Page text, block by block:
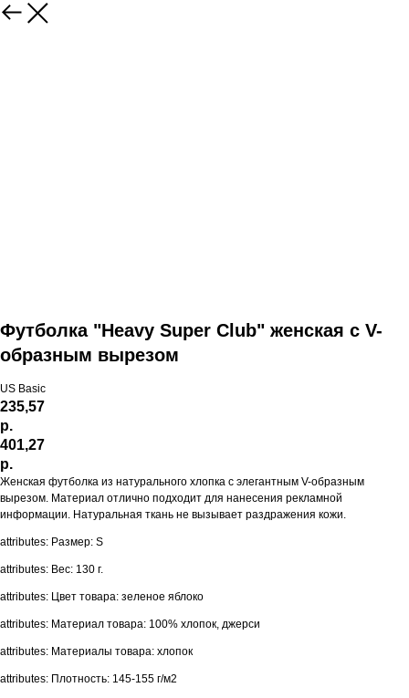
Футболка "Heavy Super Club" женская с V-
образным вырезом
US Basic
235,57
р.
401,27
р.
Женская футболка из натурального хлопка с элегантным V-образным
вырезом. Материал отлично подходит для нанесения рекламной
информации. Натуральная ткань не вызывает раздражения кожи.
attributes: Размер: S
attributes: Вес: 130 г.
attributes: Цвет товара: зеленое яблоко
attributes: Материал товара: 100% хлопок, джерси
attributes: Материалы товара: хлопок
attributes: Плотность: 145-155 г/м2